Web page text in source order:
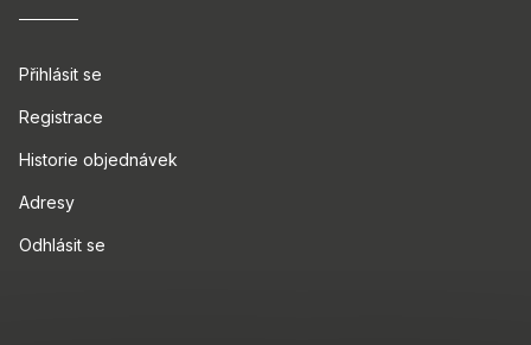
Přihlásit se
Registrace
Historie objednávek
Adresy
Odhlásit se